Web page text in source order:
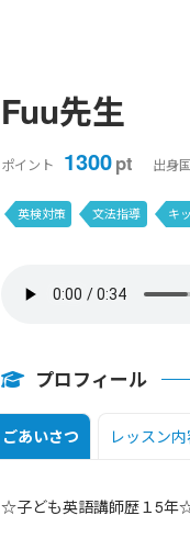
Fuu先生
ポイント 1300pt 出身
英検対策 文法指導 キ
プロフィール
ごあいさつ レッスン
☆子ども英語講師歴１5年